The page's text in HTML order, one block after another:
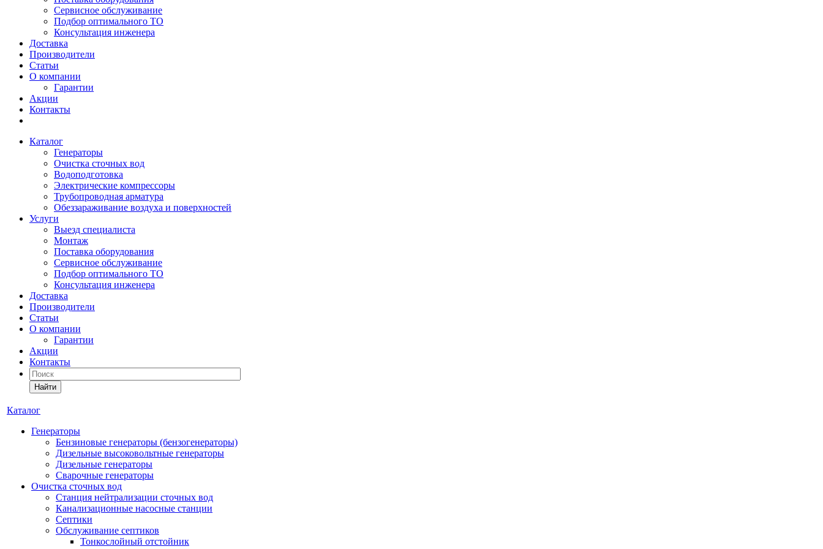
Сервисное обслуживание
Подбор оптимального ТО
Консультация инженера
Доставка
Производители
Статьи
О компании
Гарантии
Акции
Контакты
Каталог
Генераторы
Очистка сточных вод
Водоподготовка
Электрические компрессоры
Трубопроводная арматура
Обеззараживание воздуха и поверхностей
Услуги
Выезд специалиста
Монтаж
Поставка оборудования
Сервисное обслуживание
Подбор оптимального ТО
Консультация инженера
Доставка
Производители
Статьи
О компании
Гарантии
Акции
Контакты
Найти
Каталог
Генераторы
Бензиновые генераторы (бензогенераторы)
Дизельные высоковольтные генераторы
Дизельные генераторы
Сварочные генераторы
Очистка сточных вод
Станция нейтрализации сточных вод
Канализационные насосные станции
Септики
Обслуживание септиков
Тонкослойный отстойник